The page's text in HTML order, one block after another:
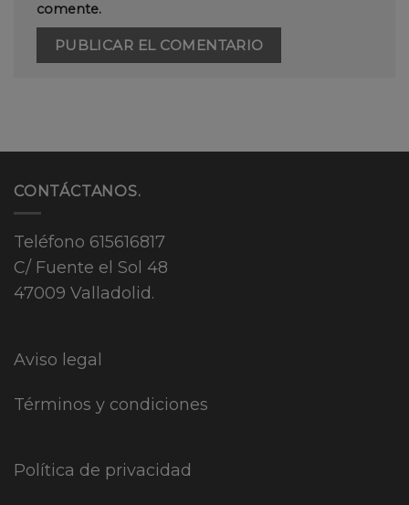
comente.
CONTÁCTANOS.
Teléfono 615616817
C/ Fuente el Sol 48
47009 Valladolid.
Aviso legal
Términos y condiciones
Política de privacidad